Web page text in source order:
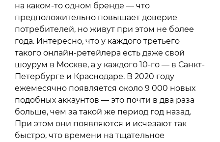
на каком-то одном бренде — что
предположительно повышает доверие
потребителей, но живут при этом не более
года. Интересно, что у каждого третьего
такого онлайн-ретейлера есть даже свой
шоурум в Москве, а у каждого 10-го — в Санкт-
Петербурге и Краснодаре. В 2020 году
ежемесячно появляется около 9 000 новых
подобных аккаунтов — это почти в два раза
больше, чем за такой же период год назад.
При этом они появляются и исчезают так
быстро, что времени на тщательное